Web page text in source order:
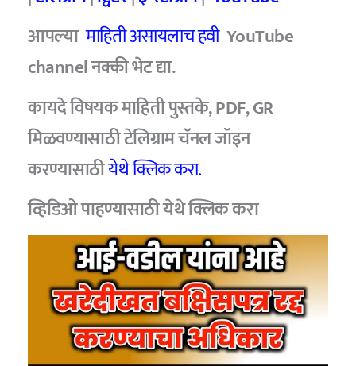
आपल्यामाहिती असायलाच हवी YouTube
channel नक्की भेट द्या.
कायदे विषयक माहिती पुस्तके, PDF, GR
मिळवण्यासाठी टेलिग्राम चॅनल जॉइन
करण्यासाठीयेथे क्लिक करा.
व्हिडिओ पाहण्यासाठीयेथे क्लिक करा